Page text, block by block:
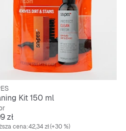
Kit 150 ml
zł
cena:42,34 zł(+30 %)